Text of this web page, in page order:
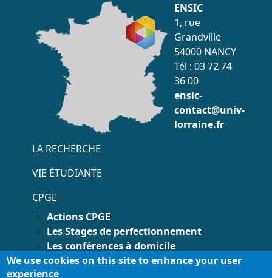
ENSIC
1, rue
Grandville
54000 NANCY
Tél : 03 72 74
36 00
ensic-
contact@univ-
lorraine.fr
Menu accès rapide
LA RECHERCHE
VIE ÉTUDIANTE
CPGE
Actions CPGE
Les Stages de perfectionnement
Les conférences à domicile
Contacts CPGE
We use cookies on this site to enhance your user
experience